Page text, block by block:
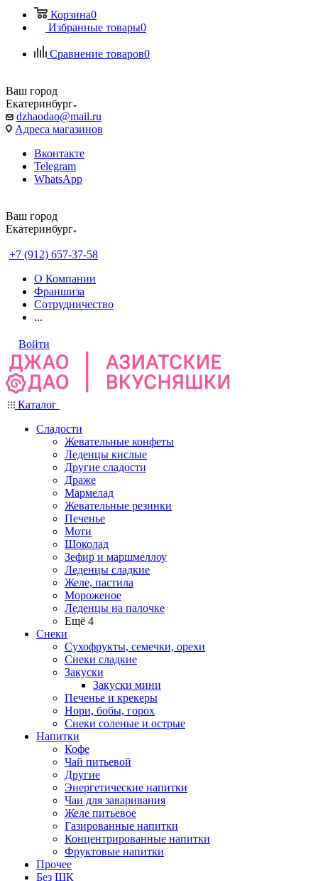
Корзина0
Избранные товары0
Сравнение товаров0
Ваш город
Екатеринбург
dzhaodao@mail.ru
Адреса магазинов
Вконтакте
Telegram
WhatsApp
Ваш город
Екатеринбург
+7 (912) 657-37-58
О Компании
Франшиза
Сотрудничество
...
Войти
Каталог
Сладости
Жевательные конфеты
Леденцы кислые
Другие сладости
Драже
Мармелад
Жевательные резинки
Печенье
Моти
Шоколад
Зефир и маршмеллоу
Леденцы сладкие
Желе, пастила
Мороженое
Леденцы на палочке
Ещё 4
Снеки
Сухофрукты, семечки, орехи
Снеки сладкие
Закуски
Закуски мини
Печенье и крекеры
Нори, бобы, горох
Снеки соленые и острые
Напитки
Кофе
Чай питьевой
Другие
Энергетические напитки
Чаи для заваривания
Желе питьевое
Газированные напитки
Концентрированные напитки
Фруктовые напитки
Прочее
Без ШК